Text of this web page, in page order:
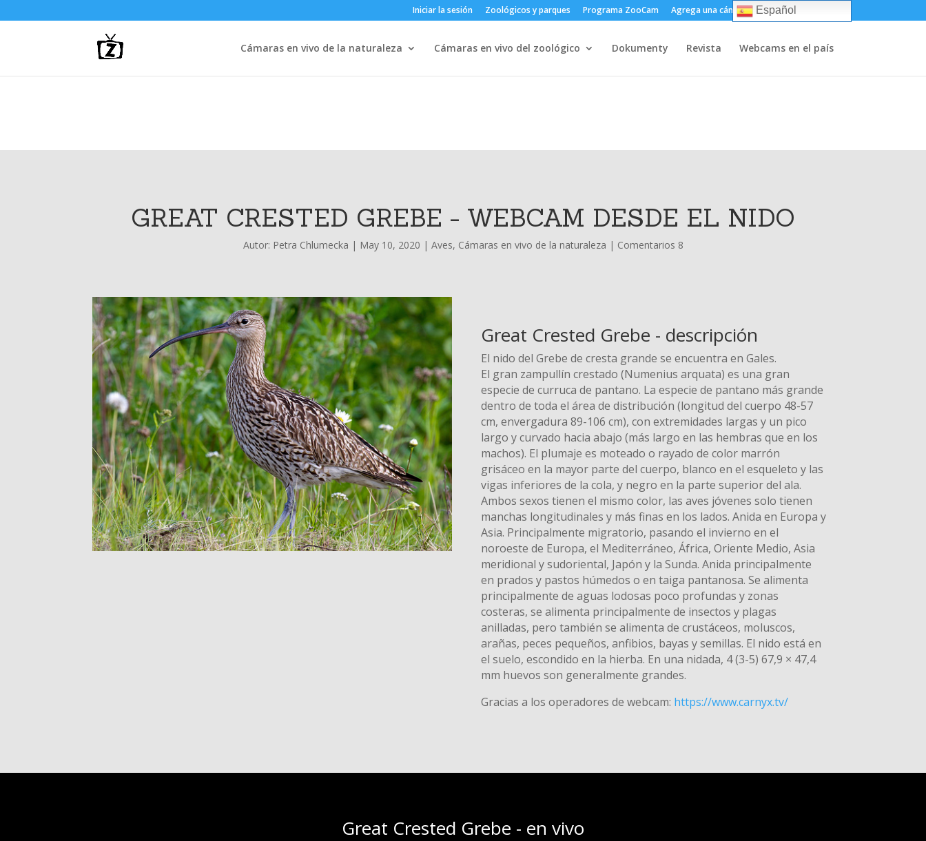
Iniciar la sesión Zoológicos y parques Programa ZooCam Agrega una cámara Sobre
Cámaras en vivo de la naturaleza Cámaras en vivo del zoológico Dokumenty Revista Webcams en el país
GREAT CRESTED GREBE - WEBCAM DESDE EL NIDO
Autor: Petra Chlumecka | May 10, 2020 | Aves, Cámaras en vivo de la naturaleza | Comentarios 8
Great Crested Grebe - descripción
El nido del Grebe de cresta grande se encuentra en Gales.
El gran zampullín crestado (Numenius arquata) es una gran
especie de curruca de pantano. La especie de pantano más grande
dentro de toda el área de distribución (longitud del cuerpo 48-57
cm, envergadura 89-106 cm), con extremidades largas y un pico
largo y curvado hacia abajo (más largo en las hembras que en los
machos). El plumaje es moteado o rayado de color marrón
grisáceo en la mayor parte del cuerpo, blanco en el esqueleto y las
vigas inferiores de la cola, y negro en la parte superior del ala.
Ambos sexos tienen el mismo color, las aves jóvenes solo tienen
manchas longitudinales y más finas en los lados. Anida en Europa y
Asia. Principalmente migratorio, pasando el invierno en el
noroeste de Europa, el Mediterráneo, África, Oriente Medio, Asia
meridional y sudoriental, Japón y la Sunda. Anida principalmente
en prados y pastos húmedos o en taiga pantanosa. Se alimenta
principalmente de aguas lodosas poco profundas y zonas
costeras, se alimenta principalmente de insectos y plagas
anilladas, pero también se alimenta de crustáceos, moluscos,
arañas, peces pequeños, anfibios, bayas y semillas. El nido está en
el suelo, escondido en la hierba. En una nidada, 4 (3-5) 67,9 × 47,4
mm huevos son generalmente grandes.
Gracias a los operadores de webcam: https://www.carnyx.tv/
Great Crested Grebe - en vivo
Español